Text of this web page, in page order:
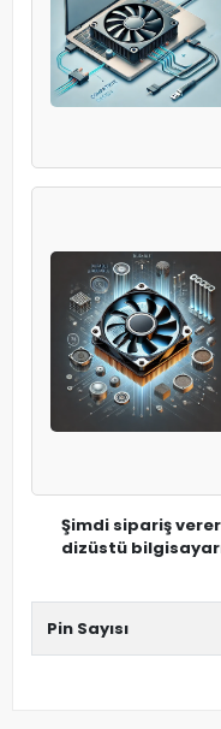
Şimdi sipariş
dizüstü
Pin Sayısı